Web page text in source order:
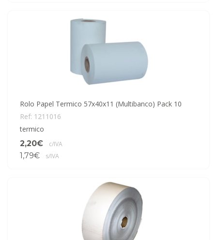
Rolo Papel Termico 57x40x11 (Multibanco) Pack 10
Ref: 1211016
termico
2,20€
c/IVA
1,79€ s/IVA